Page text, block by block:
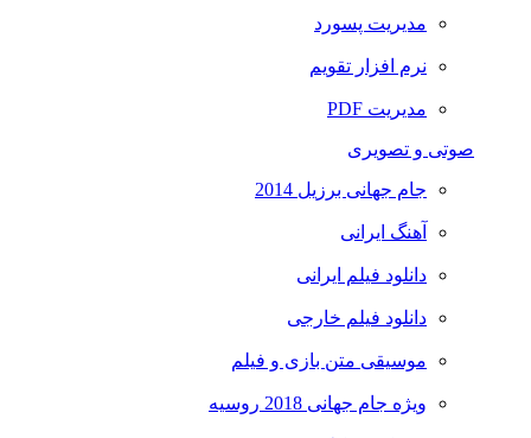
مدیریت پسورد
نرم افزار تقویم
مدیریت PDF
صوتی و تصویری
جام جهانی برزیل 2014
آهنگ ایرانی
دانلود فیلم ایرانی
دانلود فیلم خارجی
موسیقی متن بازی و فیلم
ویژه جام جهانی 2018 روسیه